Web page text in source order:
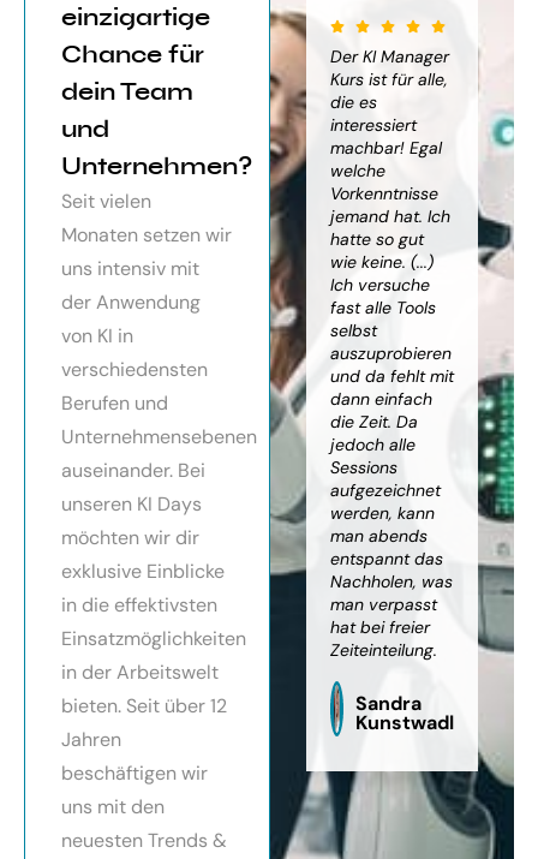
einzigartige
Chance für
dein Team
und
Unternehmen?
Seit vielen
Monaten setzen wir
uns intensiv mit
der Anwendung
von KI in
verschiedensten
Berufen und
Unternehmensebenen
auseinander. Bei
unseren KI Days
möchten wir dir
exklusive Einblicke
in die effektivsten
Einsatzmöglichkeiten
in der Arbeitswelt
bieten. Seit über 12
Jahren
beschäftigen wir
uns mit den
neuesten Trends &
von
sehr
die
von KI
von
Elisabeth
Der KI Manager
mich sehr
toller Überblick
über alles, was
mit kleinem
Ausblick.
Auf alle Fragen
teilweise
wurden für
Probleme noch
Anleitungen
bereitgestellt.
Monika
Vietz
Der KI Manager
Kurs ist für alle,
die es
interessiert
machbar! Egal
welche
Vorkenntnisse
jemand hat. Ich
hatte so gut
wie keine. (...)
Ich versuche
fast alle Tools
selbst
auszuprobieren
und da fehlt mit
dann einfach
die Zeit. Da
jedoch alle
Sessions
aufgezeichnet
werden, kann
man abends
entspannt das
Nachholen, was
man verpasst
hat bei freier
Zeiteinteilung.
Sandra
Kunstwadl
zu